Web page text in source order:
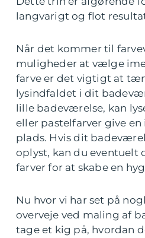
langvarigt og flot
Når det kommer til
muligheder at vælge
farve er det vigtigt at
lysindfaldet i dit
lille badeværelse, kan
eller pastelfarver give
plads. Hvis dit
oplyst, kan du eventuelt
farver for at skabe en
Nu hvor vi har set på
overveje ved maling af
tage et kig på, hvordan